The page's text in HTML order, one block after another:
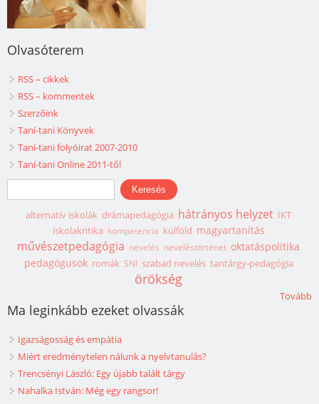
Olvasóterem
RSS – cikkek
RSS – kommentek
Szerzőink
Taní-tani Könyvek
Taní-tani folyóirat 2007-2010
Taní-tani Online 2011-től
Keresés űrlap
Keresés
alternatív iskolák drámapedagógia hátrányos helyzet IKT
iskolakritika kompetencia külföld magyartanítás
művészetpedagógia nevelés neveléstörténet oktatáspolitika
pedagógusok romák SNI szabad nevelés tantárgy-pedagógia
örökség
Tovább
Ma leginkább ezeket olvassák
Igazságosság és empátia
Miért eredménytelen nálunk a nyelvtanulás?
Trencsényi László: Egy újabb talált tárgy
Nahalka István: Még egy rangsor!